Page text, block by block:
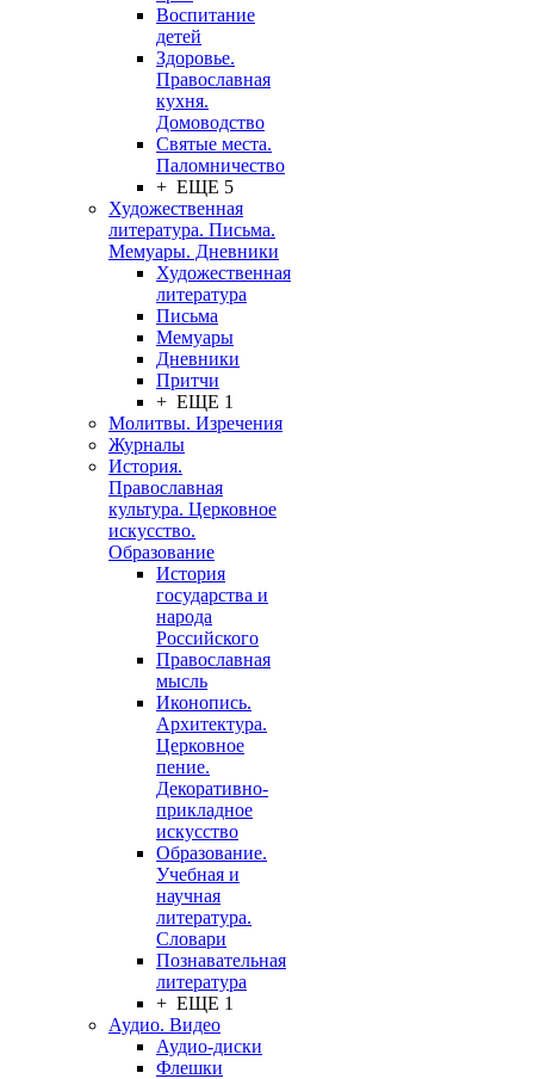
Воспитание
детей
Здоровье.
Православная
кухня.
Домоводство
Святые места.
Паломничество
+ ЕЩЕ 5
Художественная
литература. Письма.
Мемуары. Дневники
Художественная
литература
Письма
Мемуары
Дневники
Притчи
+ ЕЩЕ 1
Молитвы. Изречения
Журналы
История.
Православная
культура. Церковное
искусство.
Образование
История
государства и
народа
Российского
Православная
мысль
Иконопись.
Архитектура.
Церковное
пение.
Декоративно-
прикладное
искусство
Образование.
Учебная и
научная
литература.
Словари
Познавательная
литература
+ ЕЩЕ 1
Аудио. Видео
Аудио-диски
Флешки